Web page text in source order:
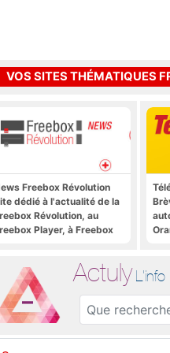
VOS SITES THÉMATIQUES
Freebox Révolution
dédié à l'actualité de la
Révolution, au
Player, à Freebox
Actuly